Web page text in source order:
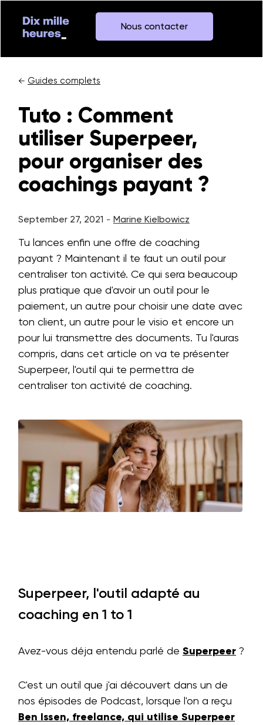
Nous contacter
← Guides complets
Tuto : Comment
utiliser Superpeer,
pour organiser des
coachings payant ?
September 27, 2021 - Marine Kielbowicz
Tu lances enfin une offre de coaching
payant ? Maintenant il te faut un outil pour
centraliser ton activité. Ce qui sera beaucoup
plus pratique que d'avoir un outil pour le
paiement, un autre pour choisir une date avec
ton client, un autre pour le visio et encore un
pour lui transmettre des documents. Tu l'auras
compris, dans cet article on va te présenter
Superpeer, l'outil qui te permettra de
centraliser ton activité de coaching.
Superpeer, l'outil adapté au
coaching en 1 to 1
Avez-vous déja entendu parlé de Superpeer ?
C'est un outil que j'ai découvert dans un de
nos épisodes de Podcast, lorsque l'on a reçu
Ben Issen, freelance, qui utilise Superpeer